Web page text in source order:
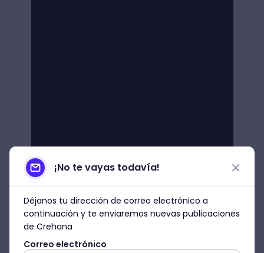
¡No te vayas todavía!
Déjanos tu dirección de correo electrónico a
continuación y te enviaremos nuevas publicaciones
de Crehana
Correo electrónico